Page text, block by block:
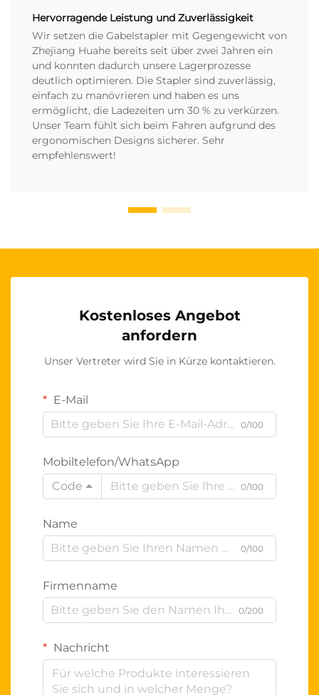
Hervorragende Leistung und Zuverlässigkeit
Wir setzen die Gabelstapler mit Gegengewicht von
Zhejiang Huahe bereits seit über zwei Jahren ein
und konnten dadurch unsere Lagerprozesse
deutlich optimieren. Die Stapler sind zuverlässig,
einfach zu manövrieren und haben es uns
ermöglicht, die Ladezeiten um 30 % zu verkürzen.
Unser Team fühlt sich beim Fahren aufgrund des
ergonomischen Designs sicherer. Sehr
empfehlenswert!
Kostenloses Angebot
anfordern
Unser Vertreter wird Sie in Kürze kontaktieren.
E-Mail
0/100
Mobiltelefon/WhatsApp
Code
0/100
Name
0/100
Firmenname
0/200
Nachricht